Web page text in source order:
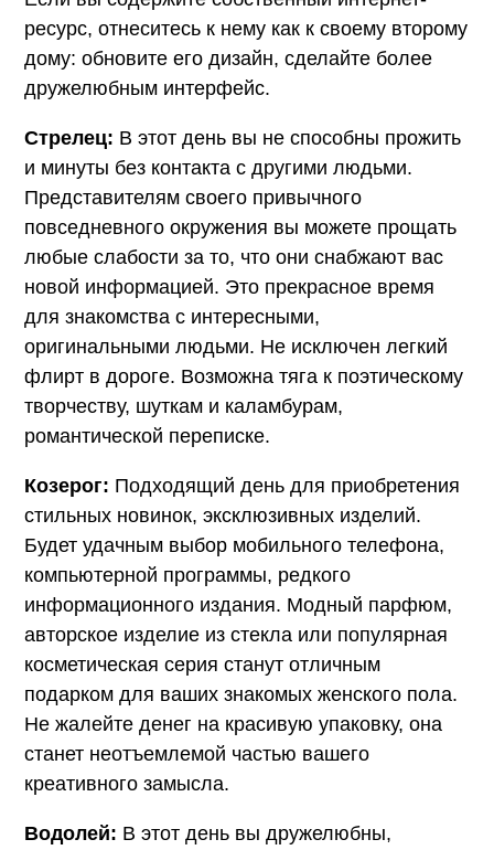
ресурс, отнеситесь к нему как к своему второму
дому: обновите его дизайн, сделайте более
дружелюбным интерфейс.
Стрелец: В этот день вы не способны прожить
и минуты без контакта с другими людьми.
Представителям своего привычного
повседневного окружения вы можете прощать
любые слабости за то, что они снабжают вас
новой информацией. Это прекрасное время
для знакомства с интересными,
оригинальными людьми. Не исключен легкий
флирт в дороге. Возможна тяга к поэтическому
творчеству, шуткам и каламбурам,
романтической переписке.
Козерог: Подходящий день для приобретения
стильных новинок, эксклюзивных изделий.
Будет удачным выбор мобильного телефона,
компьютерной программы, редкого
информационного издания. Модный парфюм,
авторское изделие из стекла или популярная
косметическая серия станут отличным
подарком для ваших знакомых женского пола.
Не жалейте денег на красивую упаковку, она
станет неотъемлемой частью вашего
креативного замысла.
Водолей: В этот день вы дружелюбны,